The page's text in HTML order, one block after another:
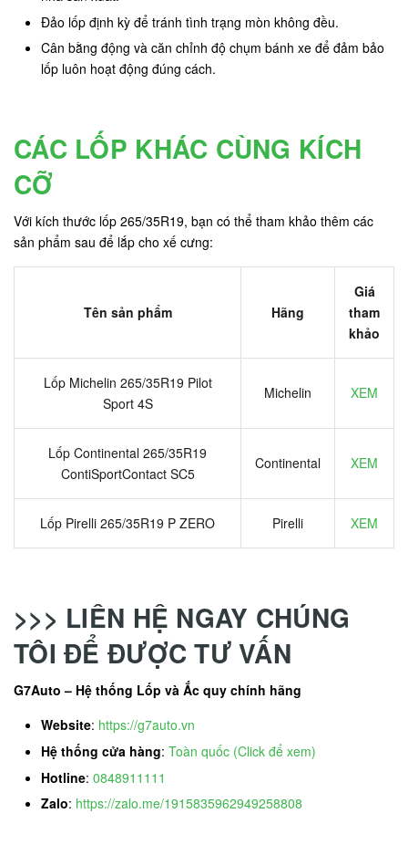
Đảo lốp định kỳ để tránh tình trạng mòn không đều.
Cân bằng động và căn chỉnh độ chụm bánh xe để đảm bảo
lốp luôn hoạt động đúng cách.
CÁC LỐP KHÁC CÙNG KÍCH
CỠ
Với kích thước lốp 265/35R19, bạn có thể tham khảo thêm các
sản phẩm sau để lắp cho xế cưng:
Tên sản phẩm Hãng
Giá
tham
khảo
Lốp Michelin 265/35R19 Pilot
Sport 4S
Michelin XEM
Lốp Continental 265/35R19
ContiSportContact SC5
Continental XEM
Lốp Pirelli 265/35R19 P ZERO Pirelli XEM
>>> LIÊN HỆ NGAY CHÚNG
TÔI ĐỂ ĐƯỢC TƯ VẤN
G7Auto – Hệ thống Lốp và Ắc quy chính hãng
Website: https://g7auto.vn
Hệ thống cửa hàng: Toàn quốc (Click để xem)
Hotline: 0848911111
Zalo: https://zalo.me/1915835962949258808